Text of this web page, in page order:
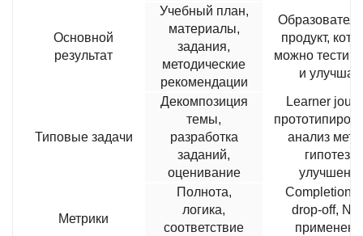
Основной
результат
Учебный план,
материалы,
задания,
методические
рекомендации
продукт,
можно
и
Типовые задачи
Декомпозиция
темы,
разработка
заданий,
оценивание
Learner
анализ
гипотезы
Метрики
Полнота,
логика,
соответствие
Completion
drop-off,